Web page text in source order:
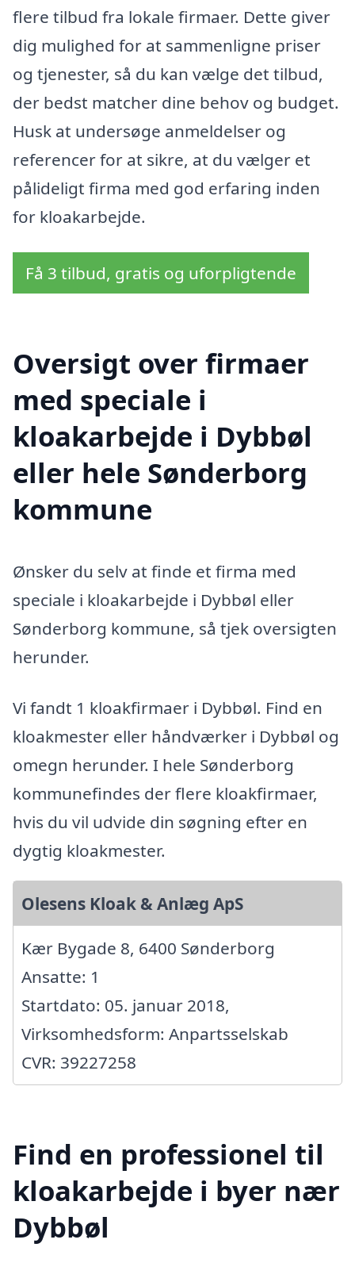
flere tilbud fra lokale firmaer. Dette giver
dig mulighed for at sammenligne priser
og tjenester, så du kan vælge det tilbud,
der bedst matcher dine behov og budget.
Husk at undersøge anmeldelser og
referencer for at sikre, at du vælger et
pålideligt firma med god erfaring inden
for kloakarbejde.
Få 3 tilbud, gratis og uforpligtende
Oversigt over firmaer
med speciale i
kloakarbejde i Dybbøl
eller hele Sønderborg
kommune
Ønsker du selv at finde et firma med
speciale i kloakarbejde i Dybbøl eller
Sønderborg kommune, så tjek oversigten
herunder.
Vi fandt 1 kloakfirmaer i Dybbøl. Find en
kloakmester eller håndværker i Dybbøl og
omegn herunder. I hele Sønderborg
kommunefindes der flere kloakfirmaer,
hvis du vil udvide din søgning efter en
dygtig kloakmester.
Olesens Kloak & Anlæg ApS
Kær Bygade 8, 6400 Sønderborg
Ansatte: 1
Startdato: 05. januar 2018,
Virksomhedsform: Anpartsselskab
CVR: 39227258
Find en professionel til
kloakarbejde i byer nær
Dybbøl